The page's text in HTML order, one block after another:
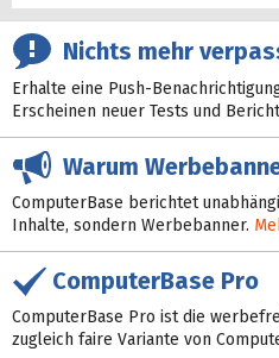
Nichts mehr
Erhalte eine Push-
Erscheinen neuer Tests und
Warum
ComputerBase berichtet
Inhalte, sondern Werbebanner.
ComputerBase Pro
ComputerBase Pro ist die
zugleich faire Variante von